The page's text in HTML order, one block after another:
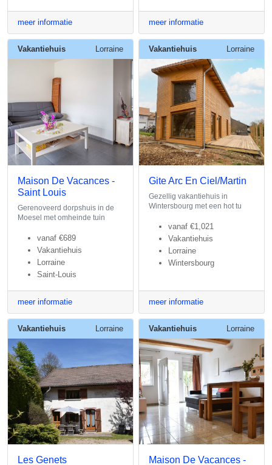
meer informatie meer informatie
Vakantiehuis Lorraine
Maison De Vacances -
Saint Louis
Gerenoveerd dorpshuis in de
Moesel met omheinde tuin
vanaf €689
Vakantiehuis
Lorraine
Saint-Louis
meer informatie
Vakantiehuis Lorraine
Gite Arc En Ciel/Martin
Gezellig vakantiehuis in
Wintersbourg met een hot tu
vanaf €1,021
Vakantiehuis
Lorraine
Wintersbourg
meer informatie
Vakantiehuis Lorraine
Les Genets
Vakantiehuis Lorraine
Maison De Vacances -